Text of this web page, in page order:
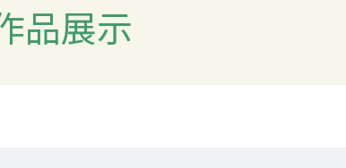
品展示